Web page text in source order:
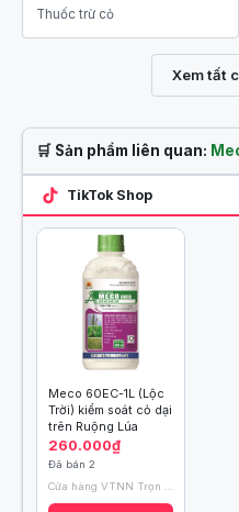
Thuốc trừ cỏ
Xem tất
🛒 Sản phẩm liên quan:
TikTok Shop
Meco 60EC-1L (Lộc
Trời) kiểm soát cỏ dại
trên Ruộng Lúa
260.000₫
Đã bán 2